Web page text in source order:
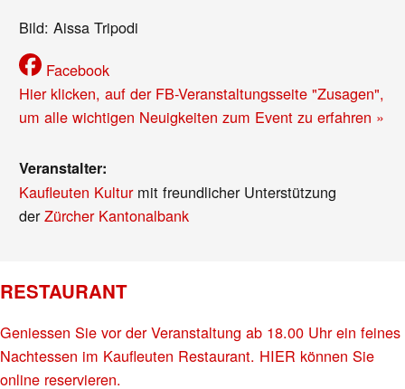
Bild: Aissa Tripodi
Facebook
Hier klicken, auf der FB-Veranstaltungsseite "Zusagen",
um alle wichtigen Neuigkeiten zum Event zu erfahren »
Veranstalter:
Kaufleuten Kulturmit freundlicher Unterstützung
derZürcher Kantonalbank
RESTAURANT
Geniessen Sie vor der Veranstaltung ab 18.00 Uhr ein feines
Nachtessen im Kaufleuten Restaurant. HIER können Sie
online reservieren.